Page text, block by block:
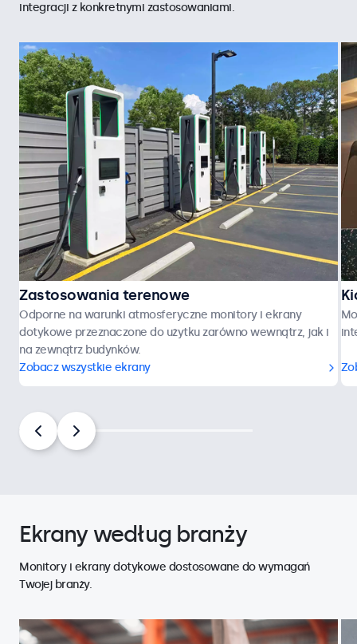
integracji z konkretnymi zastosowaniami.
Zastosowania terenowe
Odporne na warunki atmosferyczne monitory i ekrany
dotykowe przeznaczone do użytku zarówno wewnątrz, jak i
na zewnątrz budynków.
Zobacz wszystkie ekrany
Ekrany według branży
Monitory i ekrany dotykowe dostosowane do wymagań
Twojej branży.